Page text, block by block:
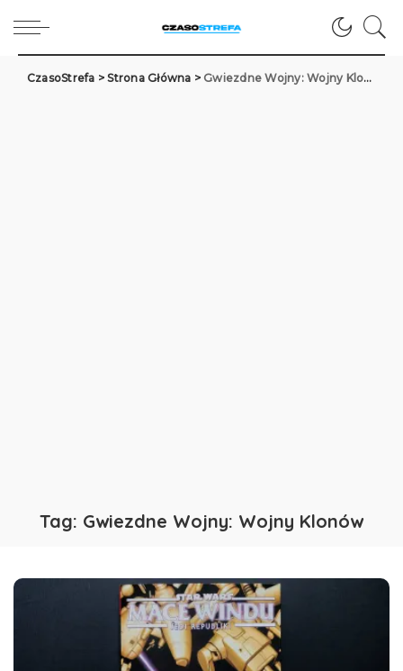
CzasoStrefa >Strona Główna > Gwiezdne Wojny: Wojny Klonów
Tag: Gwiezdne Wojny: Wojny Klonów